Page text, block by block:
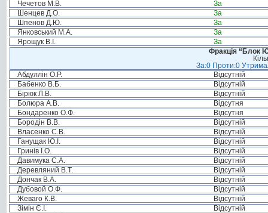
Чечетов М.В.
За
Шенцев Д.О.
За
Шпенов Д.Ю.
За
Янковський М.А.
За
Ярощук В.І.
За
Фракція “Блок
За:0 Проти:0
Абдуллін О.Р.
Відсутній
Бабенко В.Б.
Відсутній
Бірюк Л.В.
Відсутній
Болюра А.В.
Відсутня
Бондаренко О.Ф.
Відсутня
Бородін В.В.
Відсутній
Власенко С.В.
Відсутній
Ганущак Ю.І.
Відсутній
Гринів І.О.
Відсутній
Давимука С.А.
Відсутній
Деревляний В.Т.
Відсутній
Дончак В.А.
Відсутній
Дубовой О.Ф.
Відсутній
Жеваго К.В.
Відсутній
Зімін Є.І.
Відсутній